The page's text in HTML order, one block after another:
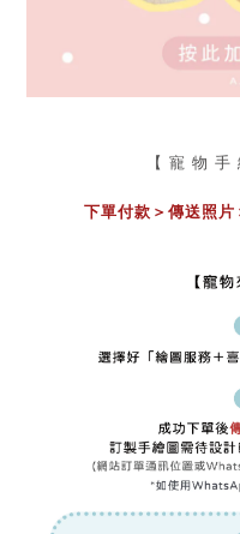
【 寵 物 手
下單付款＞傳送照片